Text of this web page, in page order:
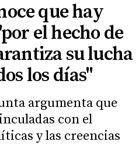
que hay
el hecho de
su lucha
los días"
argumenta que
con el
y las creencias